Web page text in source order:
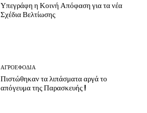
Υπεγράφη η Κοινή Απόφαση για τα νέα
Σχέδια Βελτίωσης
ΑΓΡΟΕΦΌΔΙΑ
Πιστώθηκαν τα λιπάσματα αργά το
απόγευμα της Παρασκευής !